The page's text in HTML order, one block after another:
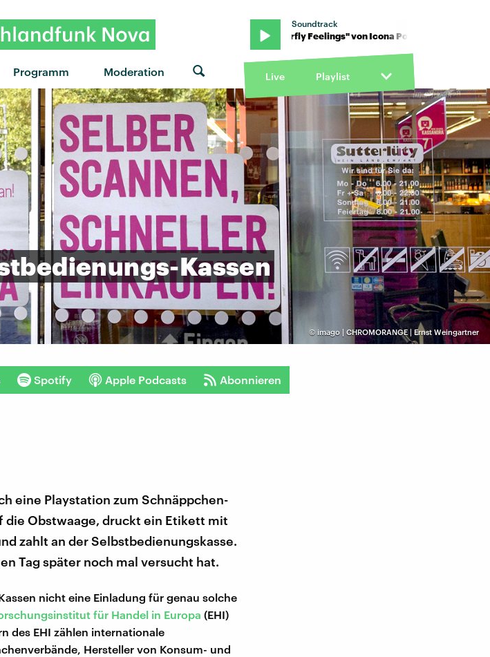
Programm Moderation
Soundtrack
"Butterfly Feelings" von Icona Pop · "Butterfly Feelings" von Icona Pop · "Butterfly Feelings" von
Live Playlist
© imago | CHROMORANGE | Ernst Weingartner
Kassen
Spotify Apple Podcasts Abonnieren
eine Playstation zum Schnäppchen-
die Obstwaage, druckt ein Etikett mit
zahlt an der Selbstbedienungskasse.
Tag später noch mal versucht hat.
nicht eine Einladung für genau solche
für Handel in Europa (EHI)
des EHI zählen internationale
Hersteller von Konsum- und